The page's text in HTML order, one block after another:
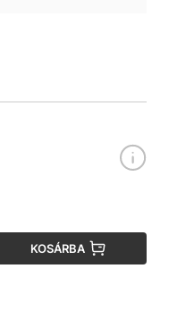
KOSÁRBA